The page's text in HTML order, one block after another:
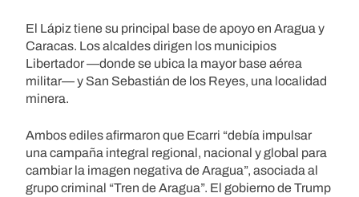
El Lápiz tiene su principal base de apoyo en Aragua y
Caracas. Los alcaldes dirigen los municipios
Libertador —donde se ubica la mayor base aérea
militar— y San Sebastián de los Reyes, una localidad
minera.
Ambos ediles afirmaron que Ecarri “debía impulsar
una campaña integral regional, nacional y global para
cambiar la imagen negativa de Aragua”, asociada al
grupo criminal “Tren de Aragua”. El gobierno de Trump